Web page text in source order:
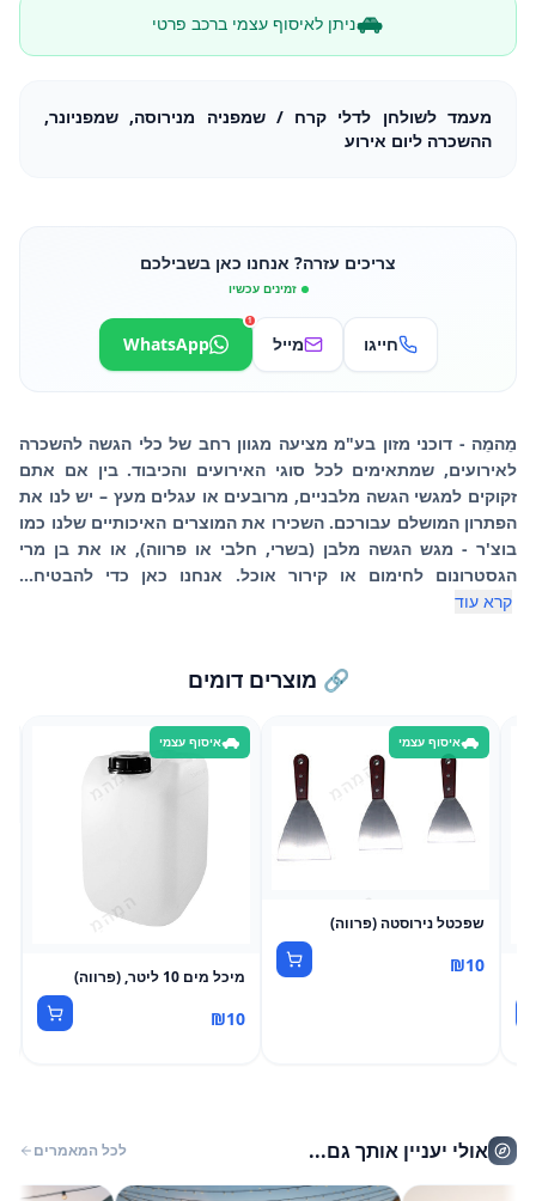
ניתן לאיסוף עצמי ברכב פרטי
מעמד לשולחן לדלי קרח / שמפניה מנירוסה, שמפניונר,
ההשכרה ליום אירוע
צריכים עזרה? אנחנו כאן בשבילכם
זמינים עכשיו
חייגו מייל WhatsApp
1
מֵהמֵה - דוכני מזון בע"מ מציעה מגוון רחב של כלי הגשה להשכרה
לאירועים, שמתאימים לכל סוגי האירועים והכיבוד. בין אם אתם
זקוקים למגשי הגשה מלבניים, מרובעים או עגלים מעץ – יש לנו את
הפתרון המושלם עבורכם. השכירו את המוצרים האיכותיים שלנו כמו
בוצ'ר - מגש הגשה מלבן (בשרי, חלבי או פרווה), או את בן מרי
הגסטרונום לחימום או קירור אוכל. אנחנו כאן כדי להבטיח...
קרא עוד
🔗 מוצרים דומים
איסוף עצמי
שפכטל נירוסטה (פרווה)
₪10
איסוף עצמי
מיכל מים 10 ליטר, (פרווה)
₪10
אולי יעניין אותך גם... לכל המאמרים